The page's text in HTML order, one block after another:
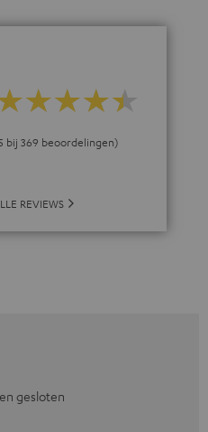
bij 369 beoordelingen)
REVIEWS
gesloten